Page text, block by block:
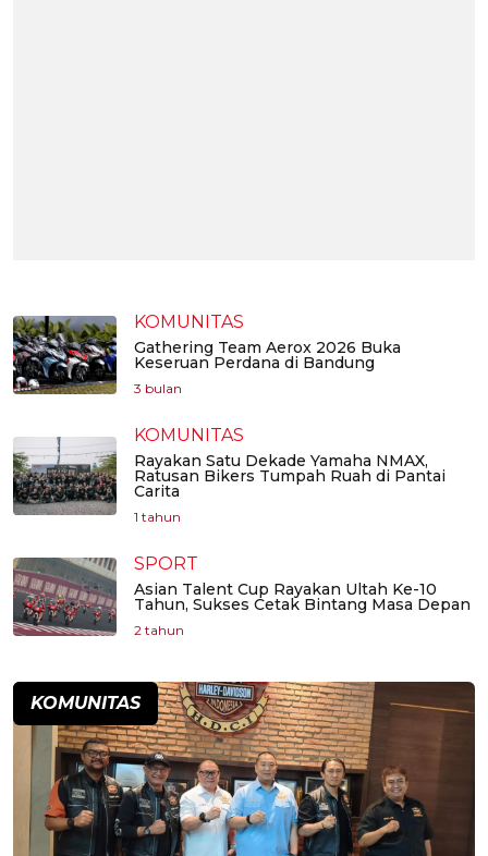
KOMUNITAS
Gathering Team Aerox 2026 Buka
Keseruan Perdana di Bandung
3 bulan
KOMUNITAS
Rayakan Satu Dekade Yamaha NMAX,
Ratusan Bikers Tumpah Ruah di Pantai
Carita
1 tahun
SPORT
Asian Talent Cup Rayakan Ultah Ke-10
Tahun, Sukses Cetak Bintang Masa Depan
2 tahun
KOMUNITAS